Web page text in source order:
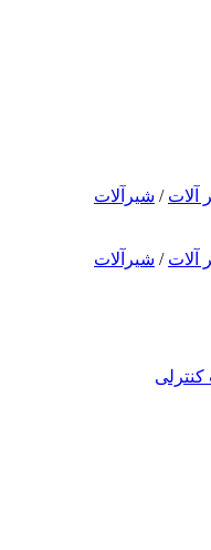
آلات / شیرآلات
آلات / شیرآلات
کنترلی